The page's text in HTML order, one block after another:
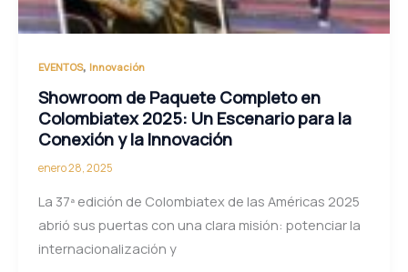
EVENTOS, Innovación
Showroom de Paquete Completo en
Colombiatex 2025: Un Escenario para la
Conexión y la Innovación
enero 28, 2025
La 37ª edición de Colombiatex de las Américas 2025
abrió sus puertas con una clara misión: potenciar la
internacionalización y